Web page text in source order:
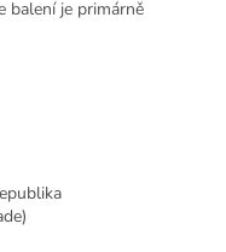
balení je primárně